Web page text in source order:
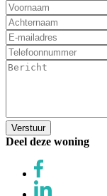
Verstuur
Deel deze woning